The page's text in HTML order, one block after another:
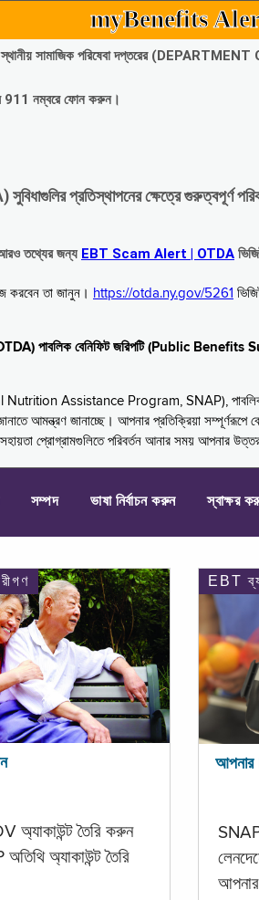
myBenefits
স্থানীয় সামাজিক পরিষেবা দপ্তরের
911 নম্বরে ফোন করুন।
প্রতিস্থাপনের ক্ষেত্রে গুরুত্বপূর্ণ
তথ্যের জন্য EBT Scam Alert | OTDA
করবেন তা জানুন। https://otda.ny.gov/5261
(OTDA) পাবলিক বেনিফিট জরিপটি (Public
Nutrition Assistance Program, SNAP),
আমন্ত্রণ জানাচ্ছে। আপনার প্রতিক্রিয়া সম্পূর্ণরূপে
প্রোগ্রামগুলিতে পরিবর্তন আনার সময় আপনার
সম্পদ ভাষা নির্বাচন করুন স্বাক্ষর
অ্যাকাউন্ট তৈরি করুন
অ্যাকাউন্ট তৈরি
EBT
আপনার
আপনার